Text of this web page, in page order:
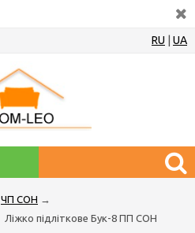
RU UA
ЧП СОН →
Ліжко підліткове Бук-8 ПП СОН